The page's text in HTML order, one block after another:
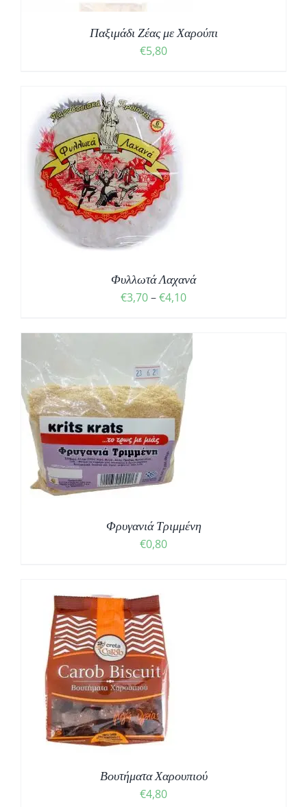
Παξιμάδι Ζέας με Χαρούπι
€5,80
Φυλλωτά Λαχανά
€3,70–€4,10Price
€3,70
€4,10
Φρυγανιά Τριμμένη
€0,80
Βουτήματα Χαρουπιού
€4,80